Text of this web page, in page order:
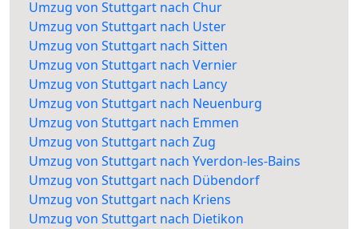
Umzug von Stuttgart nach Chur
Umzug von Stuttgart nach Uster
Umzug von Stuttgart nach Sitten
Umzug von Stuttgart nach Vernier
Umzug von Stuttgart nach Lancy
Umzug von Stuttgart nach Neuenburg
Umzug von Stuttgart nach Emmen
Umzug von Stuttgart nach Zug
Umzug von Stuttgart nach Yverdon-les-Bains
Umzug von Stuttgart nach Dübendorf
Umzug von Stuttgart nach Kriens
Umzug von Stuttgart nach Dietikon